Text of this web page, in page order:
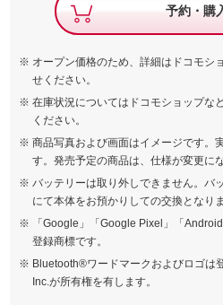
予約・購
オープン価格のため、詳細はドコモシ
せください。
在庫状況についてはドコモショップな
ください。
商品写真および画面はイメージです。
す。発売予定の商品は、仕様が変更に
バッテリーは取り外しできません。バ
にて本体をお預かりしての交換となりま
「Google」「Google Pixel」「
登録商標です。
Bluetooth®ワードマークおよびロゴは
Inc.が所有権を有します。